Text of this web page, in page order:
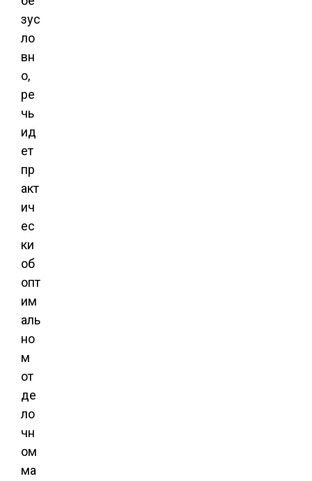
зус
ло
вн
о,
ре
чь
ид
ет
пр
акт
ич
ес
ки
об
опт
им
аль
но
м
от
де
ло
чн
ом
ма